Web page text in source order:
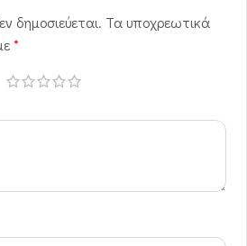
δημοσιεύεται. Τα υποχρεωτικά
*